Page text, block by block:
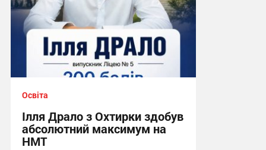
Освіта
Ілля Драло з Охтирки здобув
абсолютний максимум на
НМТ